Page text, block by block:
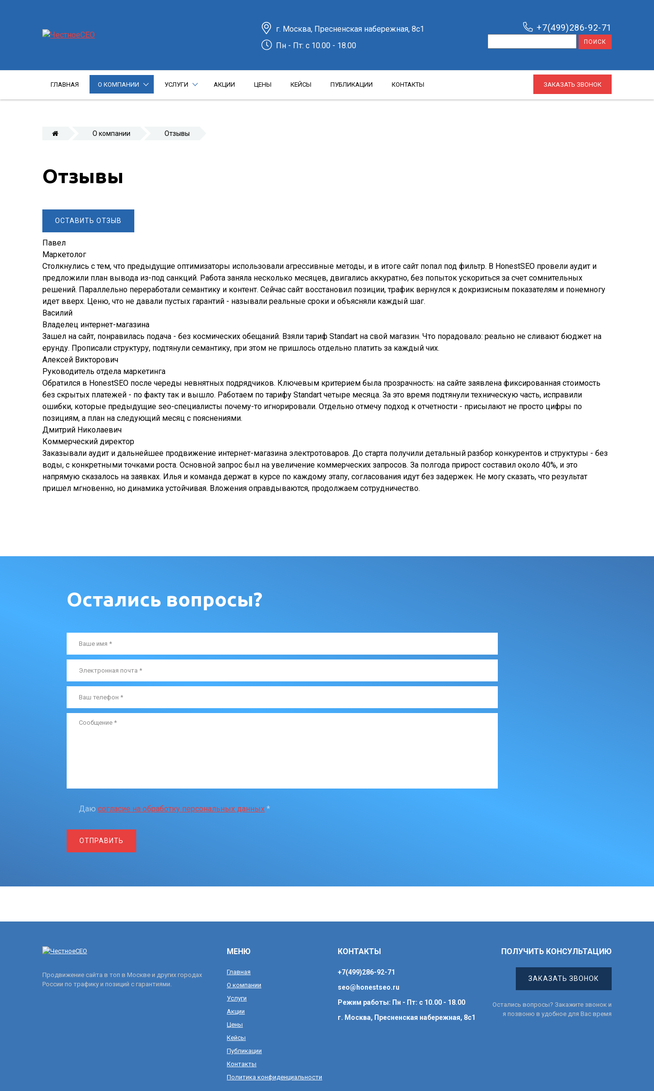
+7(499)286-92-71
г. Москва, Пресненская набережная, 8с1
Пн - Пт: c 10.00 - 18.00
ЗАКАЗАТЬ ЗВОНОК
ГЛАВНАЯ О КОМПАНИИ УСЛУГИ АКЦИИ ЦЕНЫ КЕЙСЫ ПУБЛИКАЦИИ КОНТАКТЫ
О компании Отзывы
Отзывы
ОСТАВИТЬ ОТЗЫВ
Павел
Маркетолог
Столкнулись с тем, что предыдущие оптимизаторы использовали агрессивные методы, и в итоге сайт попал под фильтр. В HonestSEO провели аудит и
предложили план вывода из-под санкций. Работа заняла несколько месяцев, двигались аккуратно, без попыток ускориться за счет сомнительных
решений. Параллельно переработали семантику и контент. Сейчас сайт восстановил позиции, трафик вернулся к докризисным показателям и понемногу
идет вверх. Ценю, что не давали пустых гарантий - называли реальные сроки и объясняли каждый шаг.
Василий
Владелец интернет-магазина
Зашел на сайт, понравилась подача - без космических обещаний. Взяли тариф Standart на свой магазин. Что порадовало: реально не сливают бюджет на
ерунду. Прописали структуру, подтянули семантику, при этом не пришлось отдельно платить за каждый чих.
Алексей Викторович
Руководитель отдела маркетинга
Обратился в HonestSEO после череды невнятных подрядчиков. Ключевым критерием была прозрачность: на сайте заявлена фиксированная стоимость
без скрытых платежей - по факту так и вышло. Работаем по тарифу Standart четыре месяца. За это время подтянули техническую часть, исправили
ошибки, которые предыдущие seo-специалисты почему-то игнорировали. Отдельно отмечу подход к отчетности - присылают не просто цифры по
позициям, а план на следующий месяц с пояснениями.
Дмитрий Николаевич
Коммерческий директор
Заказывали аудит и дальнейшее продвижение интернет-магазина электротоваров. До старта получили детальный разбор конкурентов и структуры - без
воды, с конкретными точками роста. Основной запрос был на увеличение коммерческих запросов. За полгода прирост составил около 40%, и это
напрямую сказалось на заявках. Илья и команда держат в курсе по каждому этапу, согласования идут без задержек. Не могу сказать, что результат
пришел мгновенно, но динамика устойчивая. Вложения оправдываются, продолжаем сотрудничество.
Остались вопросы?
Даю согласие на обработку персональных данных *
Продвижение сайта в топ в Москве и других городах
России по трафику и позиций с гарантиями.
МЕНЮ
Главная
О компании
Услуги
Акции
Цены
Кейсы
Публикации
Контакты
Политика конфиденциальности
КОНТАКТЫ
+7(499)286-92-71
seo@honestseo.ru
Режим работы: Пн - Пт: c 10.00 - 18.00
г. Москва, Пресненская набережная, 8с1
ПОЛУЧИТЬ КОНСУЛЬТАЦИЮ
ЗАКАЗАТЬ ЗВОНОК
Остались вопросы? Закажите звонок и
я позвоню в удобное для Вас время